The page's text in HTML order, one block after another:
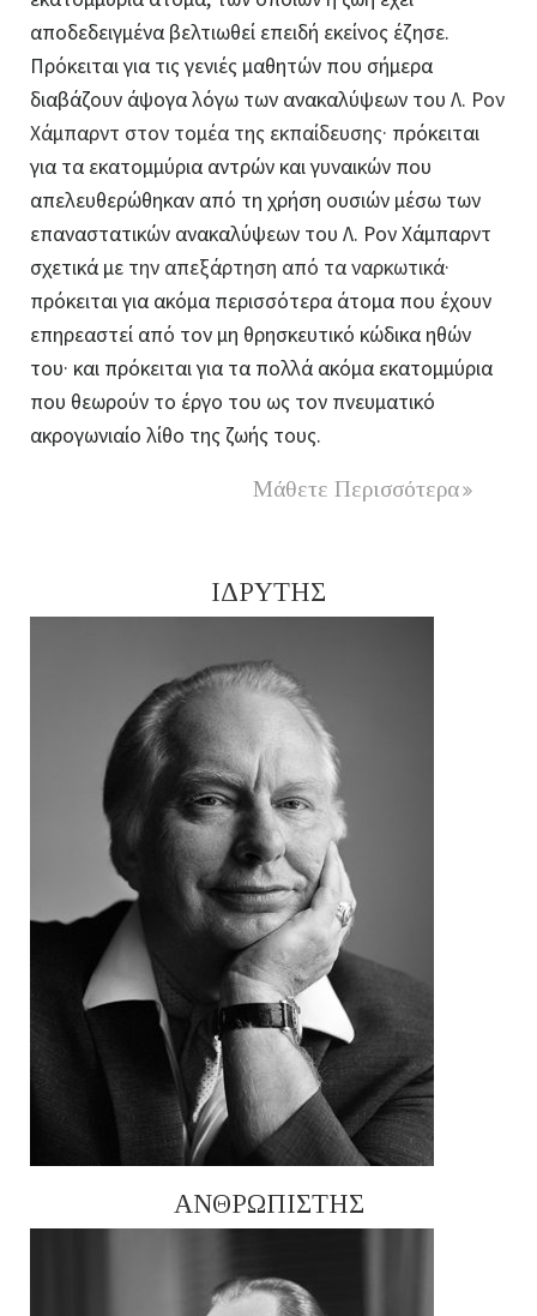
αποδεδειγμένα βελτιωθεί επειδή εκείνος έζησε.
Πρόκειται για τις γενιές μαθητών που σήμερα
διαβάζουν άψογα λόγω των ανακαλύψεων του Λ. Ρον
Χάμπαρντ στον τομέα της εκπαίδευσης· πρόκειται
για τα εκατομμύρια αντρών και γυναικών που
απελευθερώθηκαν από τη χρήση ουσιών μέσω των
επαναστατικών ανακαλύψεων του Λ. Ρον Χάμπαρντ
σχετικά με την απεξάρτηση από τα ναρκωτικά·
πρόκειται για ακόμα περισσότερα άτομα που έχουν
επηρεαστεί από τον μη θρησκευτικό κώδικα ηθών
του· και πρόκειται για τα πολλά ακόμα εκατομμύρια
που θεωρούν το έργο του ως τον πνευματικό
ακρογωνιαίο λίθο της ζωής τους.
Μάθετε Περισσότερα
ΙΔΡΥΤΗΣ
ΑΝΘΡΩΠΙΣΤΗΣ